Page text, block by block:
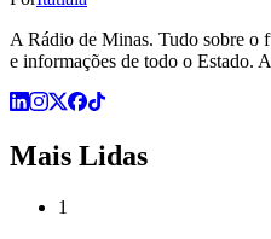
A Rádio de Minas. Tudo sobre o
e informações de todo o Estado.
Mais Lidas
1